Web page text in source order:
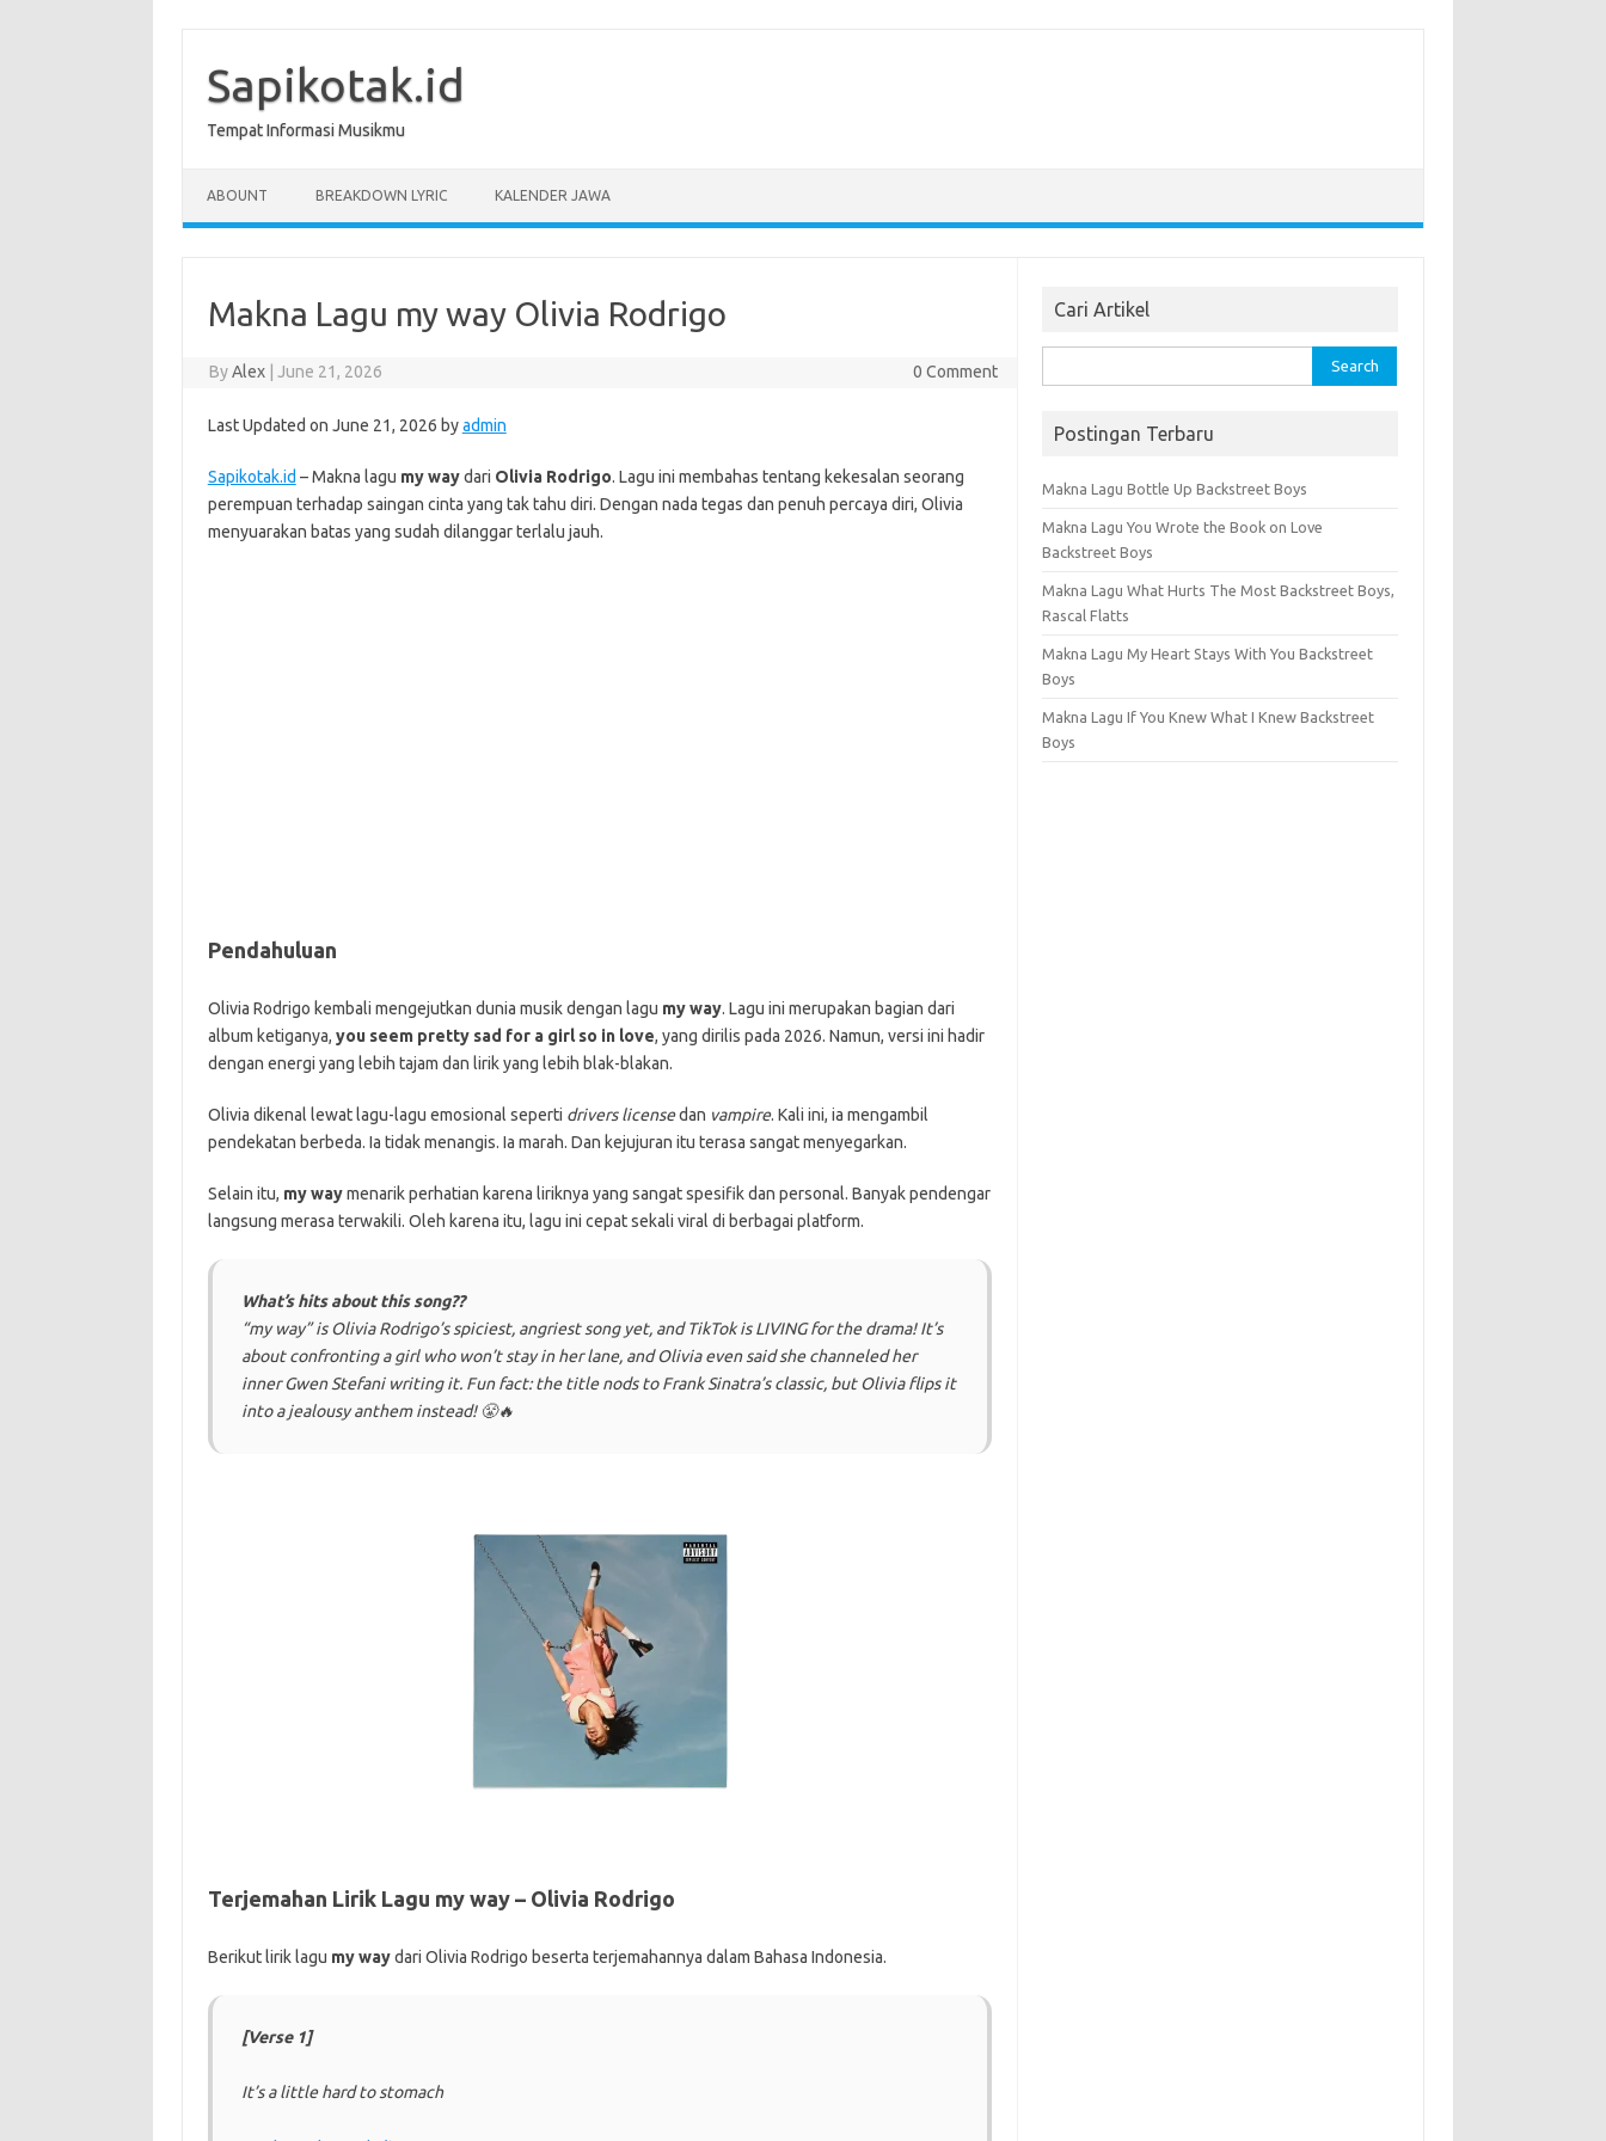
contentSapikotak.id
Tempat Informasi Musikmu
ABOUNT BREAKDOWN LYRIC KALENDER JAWA
Makna Lagu my way Olivia Rodrigo
ByAlex June 21, 2026 0 Comment
Last Updated on June 21, 2026 byadmin
Sapikotak.id – Makna lagu my waydari Olivia Rodrigo. Lagu ini membahas tentang kekesalan seorang
perempuan terhadap saingan cinta yang tak tahu diri. Dengan nada tegas dan penuh percaya diri, Olivia
menyuarakan batas yang sudah dilanggar terlalu jauh.
Pendahuluan
Olivia Rodrigo kembali mengejutkan dunia musik dengan lagu my way. Lagu ini merupakan bagian dari
album ketiganya, you seem pretty sad for a girl so in love, yang dirilis pada 2026. Namun, versi ini hadir
dengan energi yang lebih tajam dan lirik yang lebih blak-blakan.
Olivia dikenal lewat lagu-lagu emosional seperti drivers licensedan vampire. Kali ini, ia mengambil
pendekatan berbeda. Ia tidak menangis. Ia marah. Dan kejujuran itu terasa sangat menyegarkan.
Selain itu, my waymenarik perhatian karena liriknya yang sangat spesifik dan personal. Banyak pendengar
langsung merasa terwakili. Oleh karena itu, lagu ini cepat sekali viral di berbagai platform.
What’s hits about this song??
“my way” is Olivia Rodrigo’s spiciest, angriest song yet, and TikTok is LIVING for the drama! It’s
about confronting a girl who won’t stay in her lane, and Olivia even said she channeled her
inner Gwen Stefani writing it. Fun fact: the title nods to Frank Sinatra’s classic, but Olivia flips it
into a jealousy anthem instead! 😤🔥
Terjemahan Lirik Lagu my way – Olivia Rodrigo
Berikut lirik lagu my waydari Olivia Rodrigo beserta terjemahannya dalam Bahasa Indonesia.
[Verse 1]
It’s a little hard to stomach
Cari Artikel
for:
Postingan Terbaru
Makna Lagu Bottle Up Backstreet Boys
Makna Lagu You Wrote the Book on Love
Backstreet Boys
Makna Lagu What Hurts The Most Backstreet Boys,
Rascal Flatts
Makna Lagu My Heart Stays With You Backstreet
Boys
Makna Lagu If You Knew What I Knew Backstreet
Boys